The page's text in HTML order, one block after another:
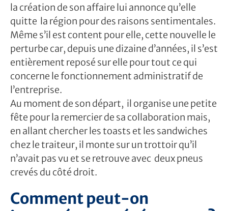
la création de son affaire lui annonce qu’elle
quitte la région pour des raisons sentimentales.
Même s’il est content pour elle, cette nouvelle le
perturbe car, depuis une dizaine d’années, il s’est
entièrement reposé sur elle pour tout ce qui
concerne le fonctionnement administratif de
l’entreprise.
Au moment de son départ, il organise une petite
fête pour la remercier de sa collaboration mais,
en allant chercher les toasts et les sandwiches
chez le traiteur, il monte sur un trottoir qu’il
n’avait pas vu et se retrouve avec deux pneus
crevés du côté droit.
Comment peut-on